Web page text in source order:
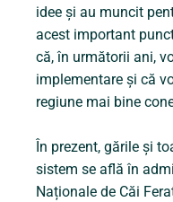
idee și au muncit
acest important
că, în următorii ani,
implementare și că
regiune mai bine
În prezent, gările și
sistem se află în
Naționale de Căi